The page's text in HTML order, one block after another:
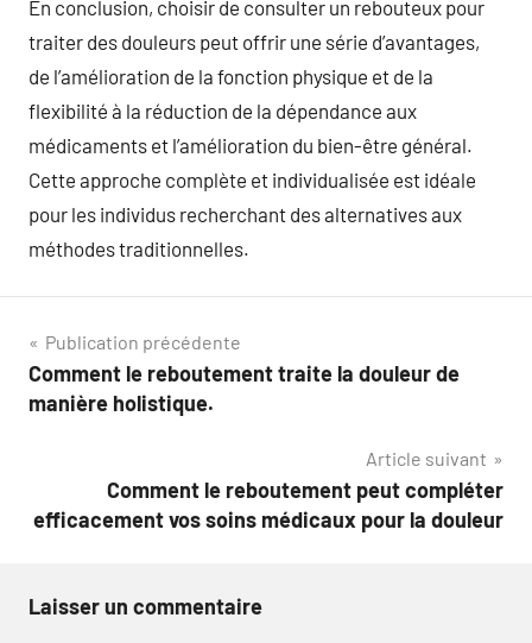
En conclusion, choisir de consulter un rebouteux pour
traiter des douleurs peut offrir une série d’avantages,
de l’amélioration de la fonction physique et de la
flexibilité à la réduction de la dépendance aux
médicaments et l’amélioration du bien-être général.
Cette approche complète et individualisée est idéale
pour les individus recherchant des alternatives aux
méthodes traditionnelles.
Navigation
de
Publication précédente
Comment le reboutement traite la douleur de
manière holistique.
Article suivant
Comment le reboutement peut compléter
efficacement vos soins médicaux pour la douleur
Laisser un commentaire